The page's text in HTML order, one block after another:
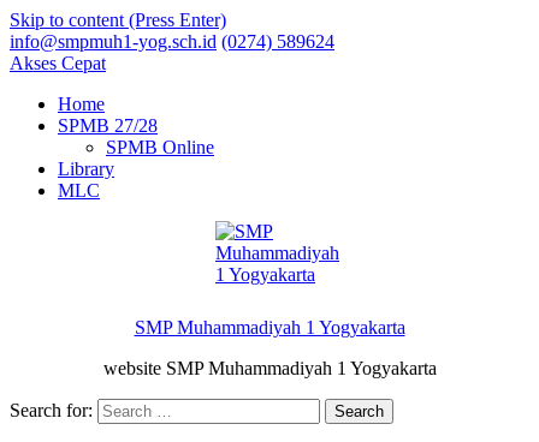
Skip to content (Press Enter)
info@smpmuh1-yog.sch.id (0274) 589624
Akses Cepat
Home
SPMB 27/28
SPMB Online
Library
MLC
SMP Muhammadiyah 1 Yogyakarta
website SMP Muhammadiyah 1 Yogyakarta
Search for: